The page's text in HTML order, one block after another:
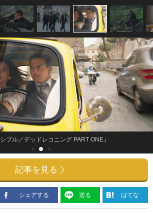
ブル／デッドレコニング PART ONE』
記事を見る
シェアする 送る はてな